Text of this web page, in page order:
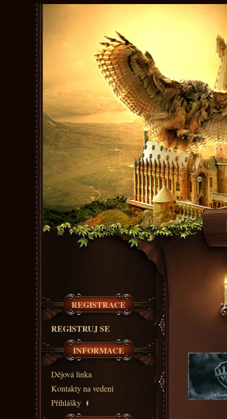
REGISTRACE
REGISTRUJ SE
INFORMACE
Dějová linka
Kontakty na vedení
Přihlášky